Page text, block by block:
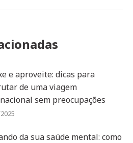
e aproveite: dicas para
de uma viagem
sem preocupações
da sua saúde mental: como